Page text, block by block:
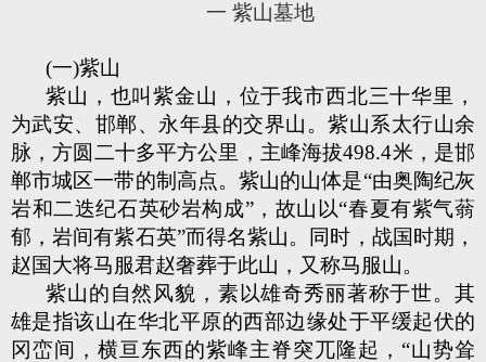
一 紫山墓地
(一)紫山
紫山，也叫紫金山，位于我市西北三十华里，
为武安、邯郸、永年县的交界山。紫山系太行山余
脉，方圆二十多平方公里，主峰海拔498.4米，是邯
郸市城区一带的制高点。紫山的山体是“由奥陶纪灰
岩和二迭纪石英砂岩构成”，故山以“春夏有紫气蓊
郁，岩间有紫石英”而得名紫山。同时，战国时期，
赵国大将马服君赵奢葬于此山，又称马服山。
紫山的自然风貌，素以雄奇秀丽著称于世。其
雄是指该山在华北平原的西部边缘处于平缓起伏的
冈峦间，横亘东西的紫峰主脊突兀隆起，“山势耸